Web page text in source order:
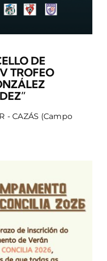
DE
TROFEO
- CAZÁS (Campo